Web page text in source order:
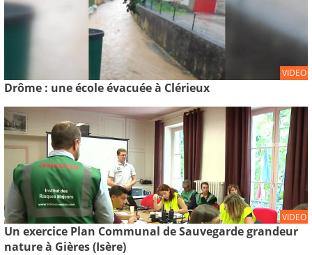
VIDEO
Drôme : une école évacuée à Clérieux
VIDEO
Un exercice Plan Communal de Sauvegarde grandeur
nature à Gières (Isère)